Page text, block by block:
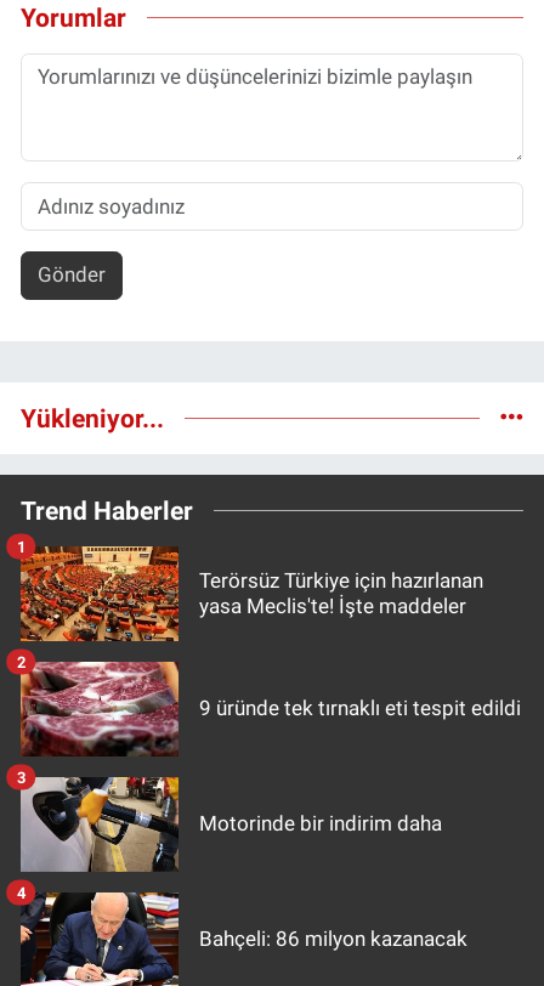
Yorumlar
Gönder
Yükleniyor...
Trend Haberler
Terörsüz Türkiye için hazırlanan
yasa Meclis'te! İşte maddeler
1
9 üründe tek tırnaklı eti tespit edildi
2
Motorinde bir indirim daha
3
Bahçeli: 86 milyon kazanacak
4